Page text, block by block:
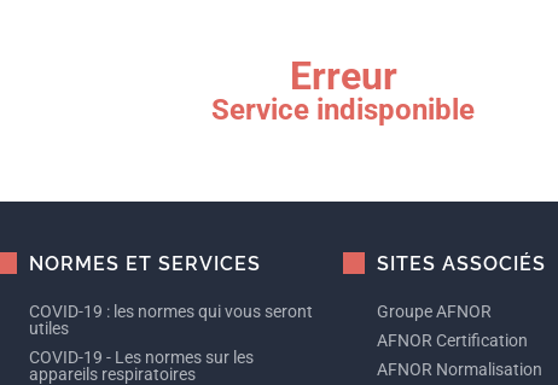
Erreur
Service indisponible
NORMES ET SERVICES
COVID-19 : les normes qui vous seront
utiles
COVID-19 - Les normes sur les
appareils respiratoires
SITES ASSOCIÉS
Groupe AFNOR
AFNOR Certification
AFNOR Normalisation